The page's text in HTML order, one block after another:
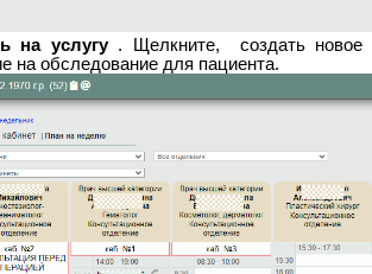
на услугу . Щелкните, создать новое
на обследование для пациента.